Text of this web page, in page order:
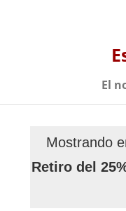
El
Mostrando
Retiro del